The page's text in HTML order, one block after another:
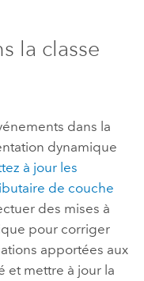
la classe
dans la
dynamique
à jour les
de couche
des mises à
pour corriger
apportées aux
et mettre à jour la